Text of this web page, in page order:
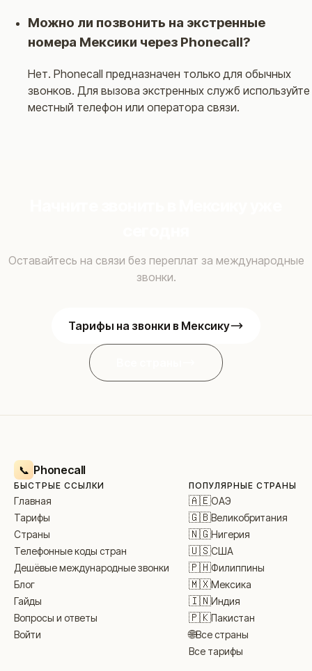
Можно ли позвонить на экстренные
номера Мексики через Phonecall?
Нет. Phonecall предназначен только для обычных
звонков. Для вызова экстренных служб используйте
местный телефон или оператора связи.
Оставайтесь на связи без переплат за международные
звонки.
Тарифы на звонки в Мексику
📞 Phonecall
БЫСТРЫЕ ССЫЛКИ
Главная
Тарифы
Страны
Телефонные коды стран
Дешёвые международные звонки
Блог
Гайды
Вопросы и ответы
Войти
ПОПУЛЯРНЫЕ СТРАНЫ
🇦🇪ОАЭ
🇬🇧Великобритания
🇳🇬Нигерия
🇺🇸США
🇵🇭Филиппины
🇲🇽Мексика
🇮🇳Индия
🇵🇰Пакистан
🌐Все страны
Все тарифы